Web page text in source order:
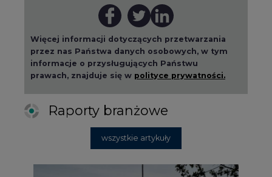
Więcej informacji dotyczących przetwarzania
przez nas Państwa danych osobowych, w tym
informacje o przysługujących Państwu
prawach, znajduje się w polityce prywatności.
Raporty branżowe
wszystkie artykuły